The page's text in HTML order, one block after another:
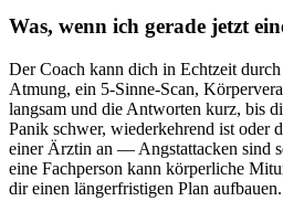
Was, wenn ich gerade jetzt
Der Coach kann dich in Echtzeit
Atmung, ein 5-Sinne-Scan,
langsam und die Antworten kurz, bis
Panik schwer, wiederkehrend ist oder
einer Ärztin an — Angstattacken sind
eine Fachperson kann körperliche
dir einen längerfristigen Plan aufbauen.